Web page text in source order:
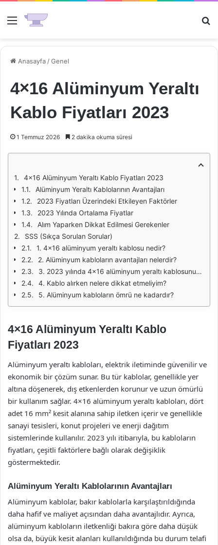
Menü
Anasayfa /Genel
4×16 Alüminyum Yeraltı
Kablo Fiyatları 2023
1 Temmuz 2026 2 dakika okuma süresi
4x16 Alüminyum Yeraltı Kablo Fiyatları 2023
Alüminyum Yeraltı Kablolarının Avantajları
2023 Fiyatları Üzerindeki Etkileyen Faktörler
2023 Yılında Ortalama Fiyatlar
Alım Yaparken Dikkat Edilmesi Gerekenler
SSS (Sıkça Sorulan Sorular)
1. 4x16 alüminyum yeraltı kablosu nedir?
2. Alüminyum kabloların avantajları nelerdir?
3. 2023 yılında 4x16 alüminyum yeraltı kablosunun fiyat aralığı nedir?
4. Kablo alırken nelere dikkat etmeliyim?
5. Alüminyum kabloların ömrü ne kadardır?
4×16 Alüminyum Yeraltı Kablo
Fiyatları 2023
Alüminyum yeraltı kabloları, elektrik iletiminde güvenilir ve
ekonomik bir çözüm sunar. Bu tür kablolar, genellikle yer
altına döşenerek, dış etkenlerden korunur ve uzun ömürlü
bir kullanım sağlar. 4×16 alüminyum yeraltı kabloları, dört
adet 16 mm² kesit alanına sahip iletken içerir ve genellikle
sanayi tesisleri, konut projeleri ve enerji dağıtım
sistemlerinde kullanılır. 2023 yılı itibarıyla, bu kabloların
fiyatları, çeşitli faktörlere bağlı olarak değişiklik
göstermektedir.
Alüminyum Yeraltı Kablolarının Avantajları
Alüminyum kablolar, bakır kablolarla karşılaştırıldığında
daha hafif ve maliyet açısından daha avantajlıdır. Ayrıca,
alüminyum kabloların iletkenliği bakıra göre daha düşük
olsa da, büyük kesit alanları kullanıldığında bu durum telafi